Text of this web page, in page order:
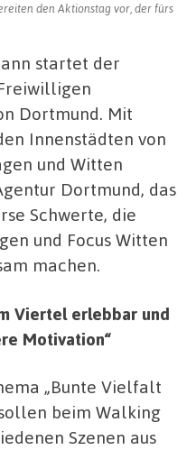
den Aktionstag vor, der fürs
startet der
Dortmund. Mit
Innenstädten von
und Witten
Dortmund, das
Schwerte, die
und Focus Witten
machen.
Viertel erlebbar und
Motivation“
„Bunte Vielfalt
beim Walking
Szenen aus